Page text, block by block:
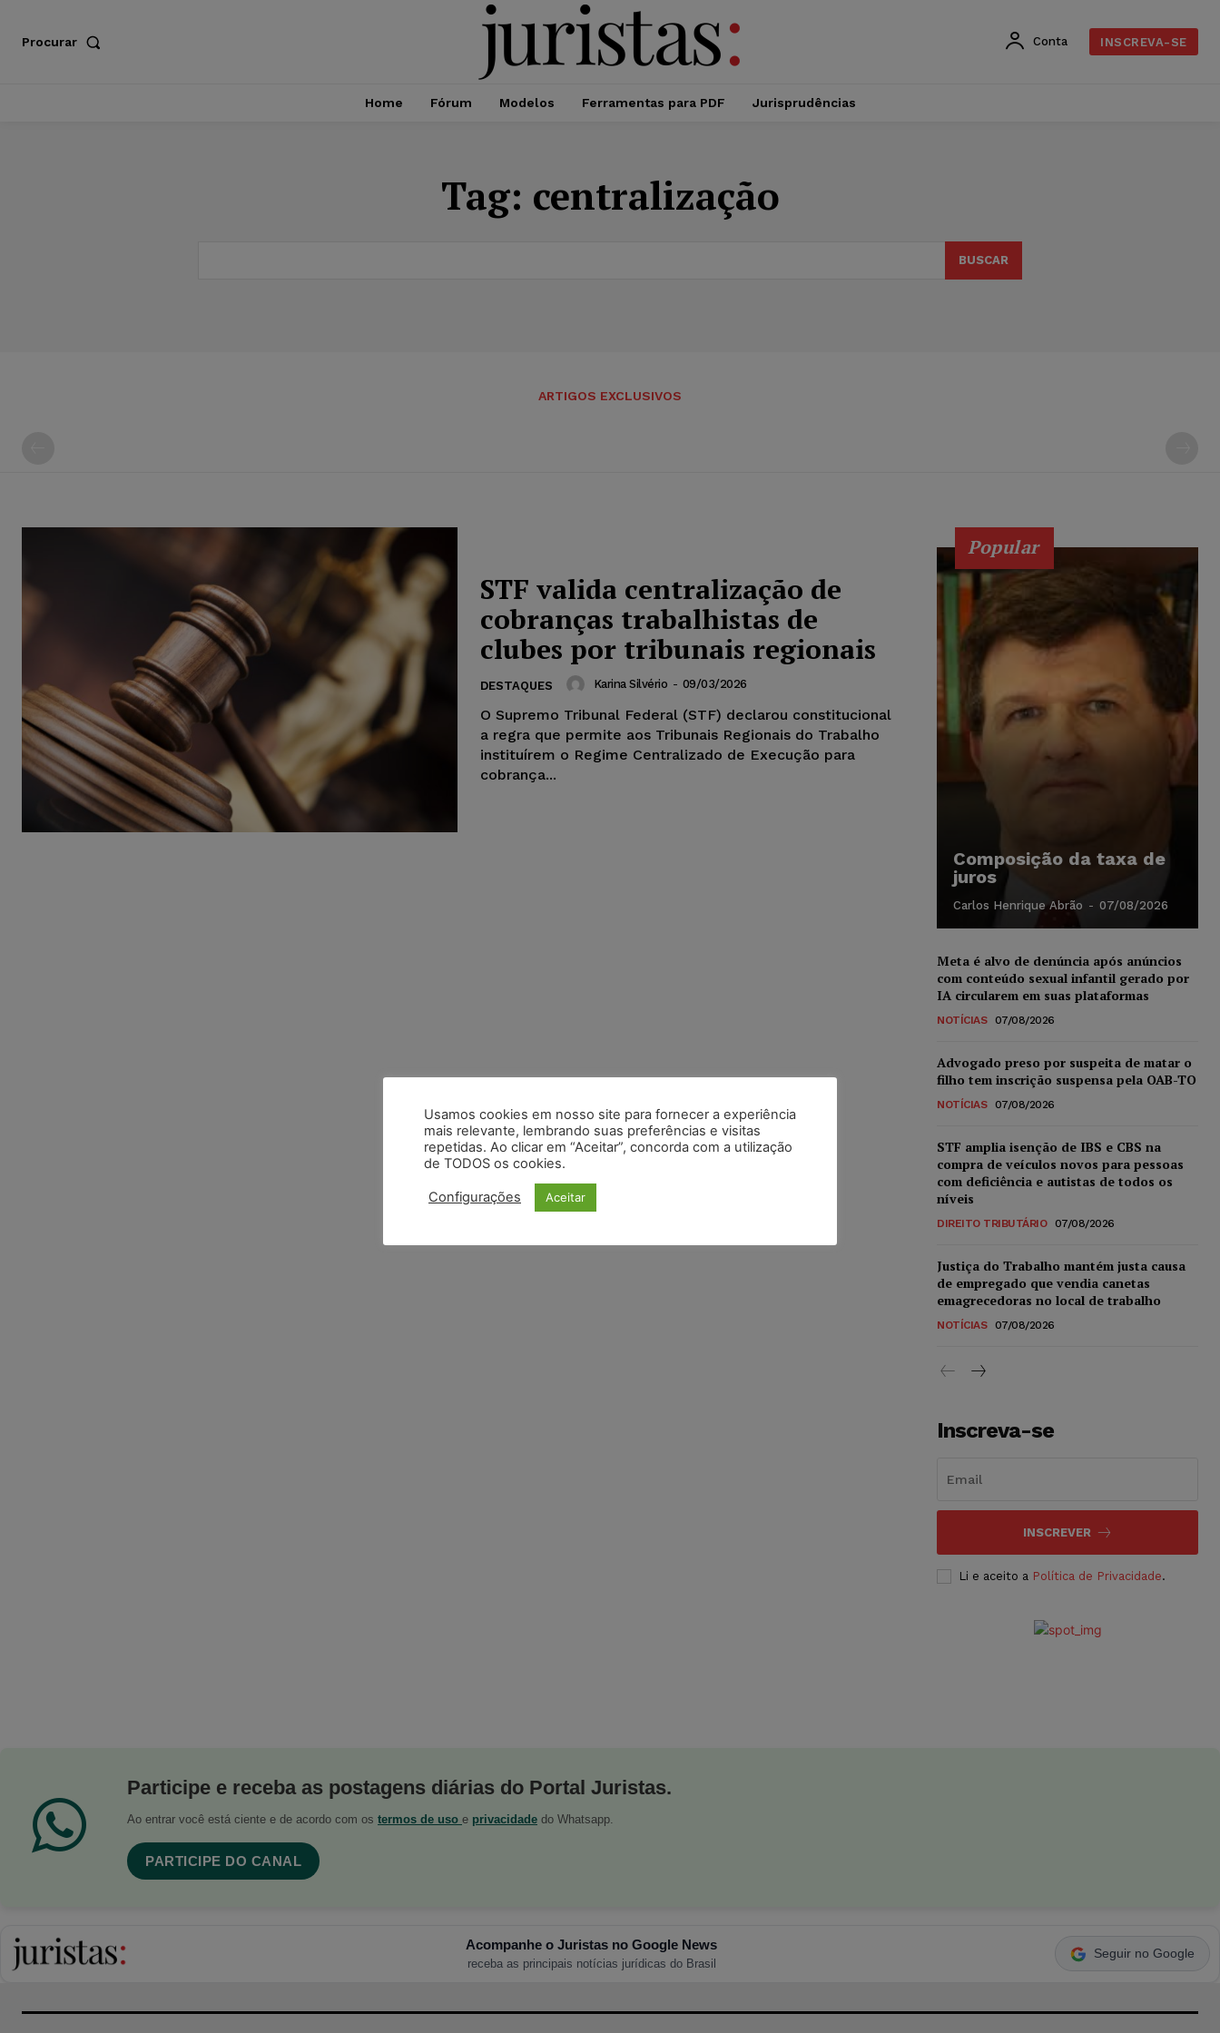
Procurar Conta INSCREVA-SE
Home Fórum Modelos Ferramentas para PDF Jurisprudências
Tag: centralização
BUSCAR
ARTIGOS EXCLUSIVOS
STF valida centralização de
cobranças trabalhistas de
clubes por tribunais regionais
DESTAQUES Karina Silvério - 09/03/2026
O Supremo Tribunal Federal (STF) declarou constitucional
a regra que permite aos Tribunais Regionais do Trabalho
instituírem o Regime Centralizado de Execução para
cobrança...
Popular
Composição da taxa de
juros
Carlos Henrique Abrão - 07/08/2026
Meta é alvo de denúncia após anúncios
com conteúdo sexual infantil gerado por
IA circularem em suas plataformas
NOTÍCIAS 07/08/2026
Advogado preso por suspeita de matar o
filho tem inscrição suspensa pela OAB-TO
NOTÍCIAS 07/08/2026
STF amplia isenção de IBS e CBS na
compra de veículos novos para pessoas
com deficiência e autistas de todos os
níveis
DIREITO TRIBUTÁRIO 07/08/2026
Justiça do Trabalho mantém justa causa
de empregado que vendia canetas
emagrecedoras no local de trabalho
NOTÍCIAS 07/08/2026
Inscreva-se
INSCREVER
Li e aceito a Política de Privacidade.
Participe e receba as postagens diárias do Portal Juristas.
Ao entrar você está ciente e de acordo com os termos de uso e privacidade do Whatsapp.
PARTICIPE DO CANAL
Acompanhe o Juristas no Google News
receba as principais notícias jurídicas do Brasil
Seguir no Google
Usamos cookies em nosso site para fornecer a experiência
mais relevante, lembrando suas preferências e visitas
repetidas. Ao clicar em “Aceitar”, concorda com a utilização
de TODOS os cookies.
Configurações Aceitar